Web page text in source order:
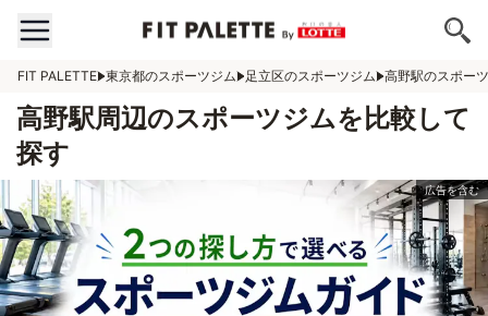
FIT PALETTE 東京都のスポーツジム 足立区のスポーツジム 高野駅のスポー
高野駅周辺のスポーツジムを比較して
探す